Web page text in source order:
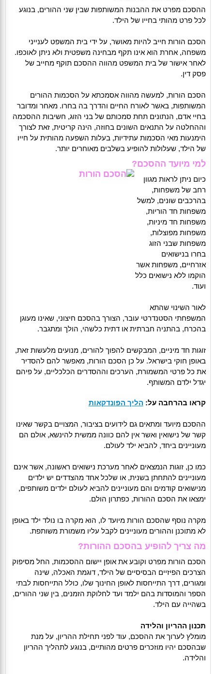
ההסכם מפרט את ההבנות המשותפות שבין שני ההורים, בנוגע
לכל פרט מהותי בחייו של הילד.
הסכם הורות חייב להיות מאושר, על ידי בית המשפט לענייני
משפחה, אחרת הוא אינו תקף מבחינה משפטית ולא ניתן לאוכפו.
לאחר אישור של בית המשפט מהווה ההסכם תוקף מחייב של
פסק דין.
הסכם הורות, למעשה מהווה אסמכתא על הסכמות ההורים
המשותפות, באשר לאורח החיים והדרך בה בחרו. מאחר ומדובר
בחיי אדם, הנתונים תחת סמכותם של בני הזוג, חשיבות ההסכמה
וההחלטה על התנאים השונים בחוזה, הינה קריטית, זאת לצורך
הימנעות מאי הסכמות עתידיות, בעלות השפעה מהותית על חייו
של הילד, שעלולות להופיע בשלבים מאוחרים יותר.
למי מיועד ההסכם?
כיום ניתן לראות מגוון
רחב של משפחות,
בהרכבים שונים, למשל
משפחות חד הוריות,
משפחות חד מיניות,
משפחות מפוצלות,
משפחות שבני הזוג
בחרו בנישואים
אזרחיים, משפחות אשר
הוקמו ללא נישואים כלל
ועוד.
לאור השינוי שהתא
המשפחתי הסטנדרטי עובר, הצורך בהסכם חיצוני, שאינו מעוגן
בהכרח, בהתניה חברתית או דתית כלשהי, הולך ומתגבר.
זוגות חד מיניים, המבקשים להפוך להורים, מנועים מלעשות זאת,
באופן חוקי בישראל. על כן הסכם הורות, מאפשר להם להסדיר
את כל פרטי המשמורת, הערכים וההסדרים הכלכליים, על פיהם
יגדל ילדם המשותף.
קראו בהרחבה על: הליך הפונדקאות
ההסכם מיועד ומתאים גם לידועים בציבור, המצויים בקשר שאינו
קשר של נישואין ואשר אין להם כוונה ממשית להינשא, אולם הם
מעוניינים ביחד, להביא ילד לעולם.
כמו כן, זוגות הנמצאים לאחר מערכת נישואים ראשונה, אשר אינם
מעוניינים להתחתן בשנית, או שלכל אחד מהצדדים יש ילדים
מנישואים קודמים והם מעוניינים להביא לעולם ילדים משותפים,
ימצאו את הסכם ההורות, כפתרון הולם.
מקרה נוסף שהסכם הורות מיועד לו, הוא מקרה בו נולד ילד באופן
לא מתוכנן וההורים מעוניינים לקבל עליו משמורת משותפת.
מה צריך להופיע בהסכם ההורות?
הסכם הורות מפרט וקובע את אופן יישום ההסכמות, החל מסיפוק
הצרכים הפיזיים הבסיסיים של הילד, דוגמת האכלה, שינה
ומגורים, דרך התייחסות לאופן החינוך שלו, כולל התייחסות לבתי
הספר והמוסדות בהם ילמד ועד לחלוקת הזמנים, בין שני ההורים,
בשהייה עם הילד.
תכנון ההריון והלידה
מומלץ לערוך את ההסכם, עוד לפני תחילת ההריון, על מנת
שבהסכם יהיו מוזכרים פרטים מהותיים, בנוגע לתהליך ההריון
והלידה.